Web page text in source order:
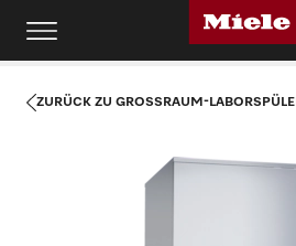
ZURÜCK ZU GROSSRAUM-LABORSPÜLER